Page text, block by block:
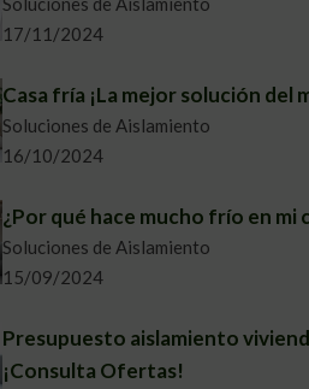
17/11/2024
Casa fría ¡La mejor solución del
Soluciones de Aislamiento
16/10/2024
¿Por qué hace mucho frío en mi
Soluciones de Aislamiento
15/09/2024
Presupuesto aislamiento
¡Consulta Ofertas!